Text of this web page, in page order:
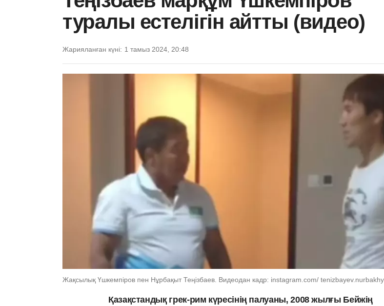
туралы естелігін айтты (видео)
Жарияланған күні: 1 тамыз 2024, 20:48
Жақсылық Үшкемпіров пен Нұрбақыт Теңізбаев. Видеодан кадр: instagram.com/
Қазақстандық грек-рим күресінің палуаны, 2008 жылғы Бейжің